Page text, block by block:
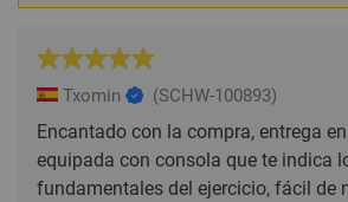
Txomin (SCHW-100893)
Encantado con la compra, entrega
equipada con consola que te indica
fundamentales del ejercicio, fácil de